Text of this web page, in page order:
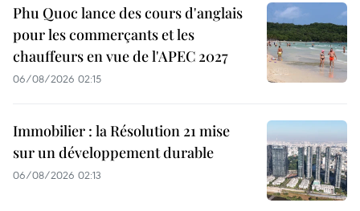
Phu Quoc lance des cours d'anglais
pour les commerçants et les
chauffeurs en vue de l'APEC 2027
06/08/2026 02:15
Immobilier : la Résolution 21 mise
sur un développement durable
06/08/2026 02:13